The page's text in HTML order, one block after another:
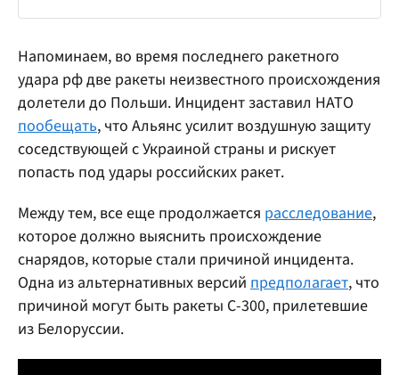
Напоминаем, во время последнего ракетного
удара рф две ракеты неизвестного происхождения
долетели до Польши. Инцидент заставил НАТО
пообещать, что Альянс усилит воздушную защиту
соседствующей с Украиной страны и рискует
попасть под удары российских ракет.
Между тем, все еще продолжается расследование,
которое должно выяснить происхождение
снарядов, которые стали причиной инцидента.
Одна из альтернативных версий предполагает, что
причиной могут быть ракеты С-300, прилетевшие
из Белоруссии.